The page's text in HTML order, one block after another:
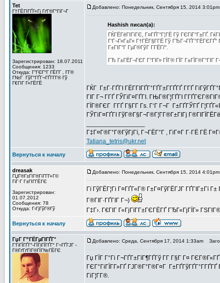
Tet
Г†ГЁГІГҐГ«Гј ГґГ®Г°ГіГ¬Г
Зарегистрирован: 18.07.2011
Сообщения: 1233
Откуда: Г“ГЄГ°Г ГЁГ­Г , Г­Г®
Г№Г ГўГ°ГҐГ¬ГҐГ­Г­Г® Гў
Г€ГІГ Г«ГЁГЁ
Добавлено: Понедельник, Сентября 15, 2014 3:01pm
Hashish писал(а):
ГЌГЁГёГІГїГЄ, Г¤ГҐГ°Г¦ГЁ Гў ГЄГіГ°Г±ГҐ.
Г‘Г¬Г»Г±Г« Г†ГЁГ§Г­ГЁ Гў ГЂГ¬ГҐГ°ГЁГЄГҐ"
Г±ГІГ°Г ГµГ®ГўГ Г­ГЁГї".
ГЂ Г±ГЁГ¬ГЄГ Г°ГІГ» ГЇГ® ГЇГ Г±ГЇГ®Г°ГІГ
ГЌГ Г±Г·ГҐГІ ГЁГ­ГІГҐГ°ГҐГ±Г­ГҐГҐ Г­ГҐ
ГІГ Г¬ Г­ГҐ ГЎГіГ¤ГҐГІ. ГЊГ®Г¦ГҐГІ
ГЇГ®ГЄГ Г­ГҐ Г§Г­Г Гѕ. Г‘Г Г¬Г Г±ГҐГЎГҐ
ГЎГіГ¤ГҐГІ ГўГ®Г§Г¬Г®Г¦Г­Г®Г±ГІГј
Г‡Г¤Г®Г°Г®ГўГјГї, Г¬ГЁГ°Г , ГіГ¤Г Г·ГЁ ГЁ
Tatiana_tetris@ukr.net
Вернуться к началу
dreasak
ГЏГ®Г±ГІГ®ГїГ­Г­Г»Г©
ГіГ·Г Г±ГІГ­ГЁГЄ
Зарегистрирован:
01.07.2012
Сообщения: 78
Откуда: Г‹ГјГўГ®Гў
Добавлено: Понедельник, Сентября 15, 2014 4:01pm
Гї ГўГЁГ¦Гі Г¤ГҐГ«Г® Г±Г¤ГўГЁГЈГ ГҐГІГ±Гї
Г®ГІГ·ГҐГІГ Г¬)
Г‡Г›. Г€ГІГ Г«ГјГїГ­Г±ГЄГЁГҐ ГЂГ«ГјГЇГ»
Вернуться к началу
ГџГ­ Г”ГЁГµГІГҐГ°
Г‘ГіГЇГҐГ°-ГЇГіГЇГҐГ° Г¬ГҐГЈГ -
Г®ГґГґГІГ®ГЇГ№ГЁГЄ
Добавлено: Среда, Сентября 17, 2014 1:33am
Гџ ГЇГ Г°Гі Г¬ГҐГ±ГїГ¶ГҐГў Г­Г Г§Г Г¤
ГЄГ°ГіГЇГ­Г»ГҐ ГЈГ®Г°Г®Г¤Г
ГіГ¦Г­Г®.